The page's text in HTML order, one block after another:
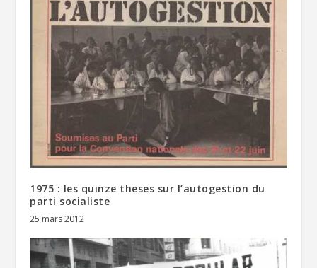
1975 : les quinze theses sur l’autogestion du
parti socialiste
25 mars 2012